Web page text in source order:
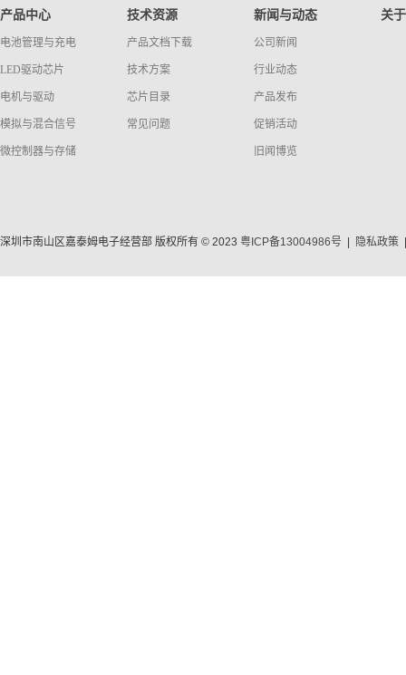
产品中心
电池管理与充电
LED驱动芯片
电机与驱动
模拟与混合信号
微控制器与存储
技术资源
产品文档下载
技术方案
芯片目录
常见问题
新闻与动态
公司新闻
行业动态
产品发布
促销活动
旧闻博览
关
深圳市南山区嘉泰姆电子经营部 版权所有 © 2023 粤ICP备13004986号 | 隐私政策